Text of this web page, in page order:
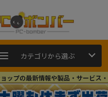
カテゴリから選ぶ
ップの最新情報や製品・サービス